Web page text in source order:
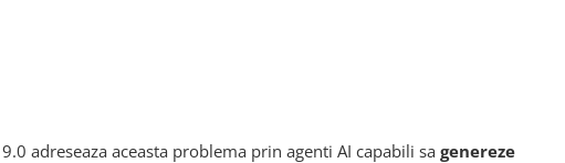
adreseaza aceasta problema prin agenti AI capabili sa genereze